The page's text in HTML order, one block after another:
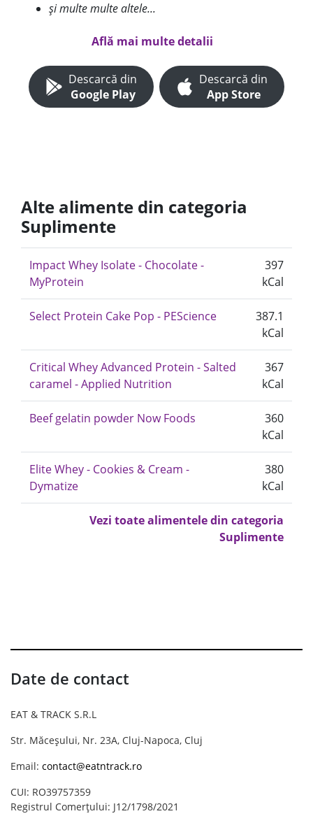
și multe multe altele...
Află mai multe detalii
Descarcă din
Google Play
Descarcă din
App Store
Alte alimente din categoria
Suplimente
Impact Whey Isolate - Chocolate -
MyProtein
397
kCal
Select Protein Cake Pop - PEScience
387.1
kCal
Critical Whey Advanced Protein - Salted
caramel - Applied Nutrition
367
kCal
Beef gelatin powder Now Foods
360
kCal
Elite Whey - Cookies & Cream -
Dymatize
380
kCal
Vezi toate alimentele din categoria
Suplimente
Date de contact
EAT & TRACK S.R.L
Str. Măceșului, Nr. 23A, Cluj-Napoca, Cluj
Email: contact@eatntrack.ro
CUI: RO39757359
Registrul Comerțului: J12/1798/2021